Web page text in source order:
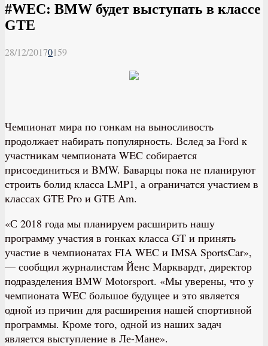
#WEC: BMW будет выступать в классе
GTE
28/12/20170159
Чемпионат мира по гонкам на выносливость
продолжает набирать популярность. Вслед за Ford к
участникам чемпионата WEC собирается
присоединиться и BMW. Баварцы пока не планируют
строить болид класса LMP1, а ограничатся участием в
классах GTE Pro и GTE Am.
«С 2018 года мы планируем расширить нашу
программу участия в гонках класса GT и принять
участие в чемпионатах FIA WEC и IMSA SportsCar»,
— сообщил журналистам Йенс Марквардт, директор
подразделения BMW Motorsport. «Мы уверены, что у
чемпионата WEC большое будущее и это является
одной из причин для расширения нашей спортивной
программы. Кроме того, одной из наших задач
является выступление в Ле-Мане».